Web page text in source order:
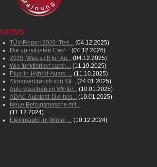
NEWS
TÜV-Report 2026: Tesl... (04.12.2025)
Die günstigsten Elekt... (04.12.2025)
2026: Was sich für Au... (04.12.2025)
Wie funktioniert carsh... (11.10.2025)
Plug-in-Hybrid-Autos: ... (11.10.2025)
Stromverbrauch von Sit... (24.01.2025)
Auto waschen im Winter... (10.01.2025)
ADAC Autotest: Die bes... (10.01.2025)
Neue Betrugsmasche mit...
(11.12.2024)
Elektroauto im Winter:... (10.12.2024)